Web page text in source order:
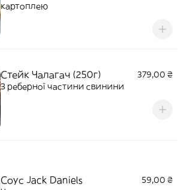
картоплею
Стейк Чалагач (250г)
379,00 ₴
З реберної частини свинини
Соус Jack Daniels
59,00 ₴